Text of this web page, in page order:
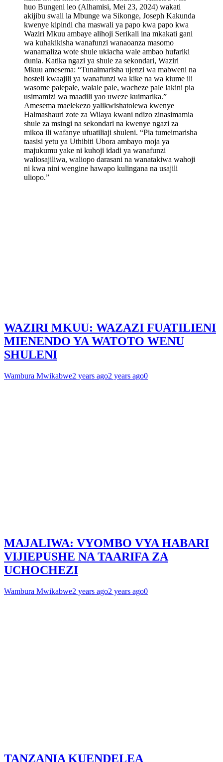
huo Bungeni leo (Alhamisi, Mei 23, 2024) wakati
akijibu swali la Mbunge wa Sikonge, Joseph Kakunda
kwenye kipindi cha maswali ya papo kwa papo kwa
Waziri Mkuu ambaye alihoji Serikali ina mkakati gani
wa kuhakikisha wanafunzi wanaoanza masomo
wanamaliza wote shule ukiacha wale ambao hufariki
dunia. Katika ngazi ya shule za sekondari, Waziri
Mkuu amesema: “Tunaimarisha ujenzi wa mabweni na
hosteli kwaajili ya wanafunzi wa kike na wa kiume ili
wasome palepale, walale pale, wacheze pale lakini pia
usimamizi wa maadili yao uweze kuimarika.”
Amesema maelekezo yalikwishatolewa kwenye
Halmashauri zote za Wilaya kwani ndizo zinasimamia
shule za msingi na sekondari na kwenye ngazi za
mikoa ili wafanye ufuatiliaji shuleni. “Pia tumeimarisha
taasisi yetu ya Uthibiti Ubora ambayo moja ya
majukumu yake ni kuhoji idadi ya wanafunzi
waliosajiliwa, waliopo darasani na wanatakiwa wahoji
ni kwa nini wengine hawapo kulingana na usajili
uliopo.”
WAZIRI MKUU: WAZAZI FUATILIENI
MIENENDO YA WATOTO WENU
SHULENI
Wambura Mwikabwe2 years ago2 years ago0
MAJALIWA: VYOMBO VYA HABARI
VIJIEPUSHE NA TAARIFA ZA
UCHOCHEZI
Wambura Mwikabwe2 years ago2 years ago0
TANZANIA KUENDELEA